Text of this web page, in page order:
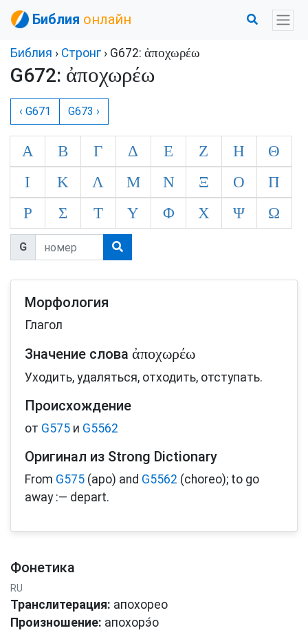
Библия онлайн
Библия › Стронг › G672: ἀποχωρέω
G672: ἀποχωρέω
‹ G671 G673 ›
Α Β Γ Δ Ε Ζ Η
Θ
Ι
Κ Λ Μ Ν Ξ Ο
Π
Ρ
Σ Τ Υ Φ Χ Ψ Ω
G
Морфология
Глагол
Значение слова ἀποχωρέω
Уходить, удаляться, отходить, отступать.
Происхождение
от G575 и G5562
Оригинал из Strong Dictionary
From G575 (apo) and G5562 (choreo); to go
away :— depart.
Фонетика
RU
Транслитерация: апохорео
Произношение: апοхорэ́о